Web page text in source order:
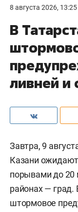
8 августа 2026, 13:25
В
ливней и
Завтра, 9
Казани
порывами до 20
районах — град.
штормовое